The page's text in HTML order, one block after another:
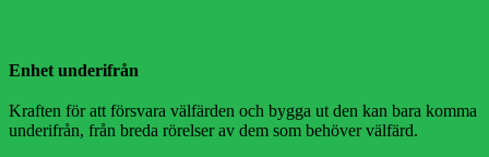
Enhet underifrån
Kraften för att försvara välfärden och bygga ut den kan bara komma
underifrån, från breda rörelser av dem som behöver välfärd.